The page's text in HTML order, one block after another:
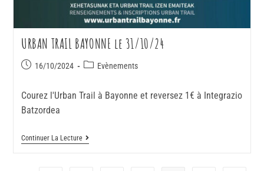
URBAN TRAIL BAYONNE le 31/10/24
16/10/2024 Evènements
Courez l'Urban Trail à Bayonne et reversez 1€ à Integrazio
Batzordea
Continuer La Lecture